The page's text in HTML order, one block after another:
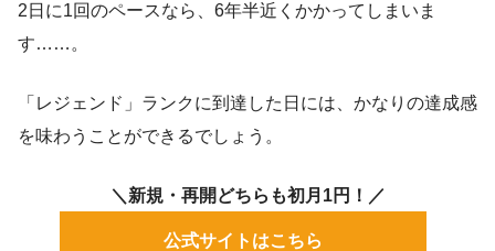
2日に1回のペースなら、6年半近くかかってしまいま
す……。
「レジェンド」ランクに到達した日には、かなりの達成感
を味わうことができるでしょう。
＼新規・再開どちらも初月1円！／
公式サイトはこちら